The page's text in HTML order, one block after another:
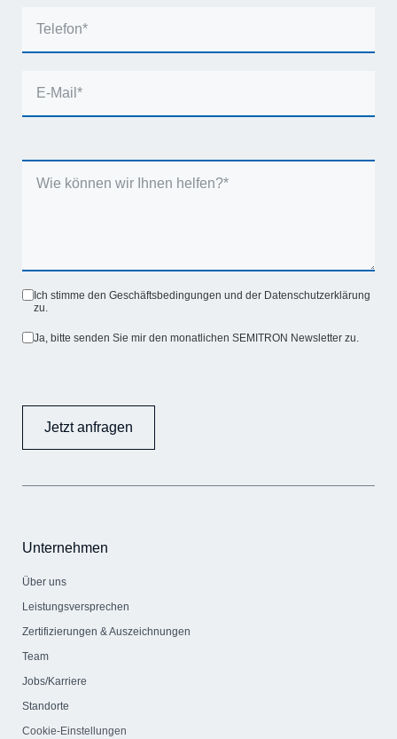
Ich stimme den Geschäftsbedingungen und der Datenschutzerklärung
zu.
Ja, bitte senden Sie mir den monatlichen SEMITRON Newsletter zu.
Jetzt anfragen
Unternehmen
Über uns
Leistungsversprechen
Zertifizierungen & Auszeichnungen
Team
Jobs/Karriere
Standorte
Cookie-Einstellungen